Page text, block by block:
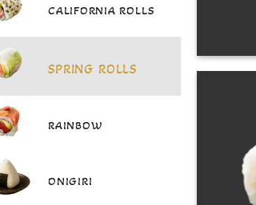
CALIFORNIA ROLLS
SPRING ROLLS
RAINBOW
ONIGIRI